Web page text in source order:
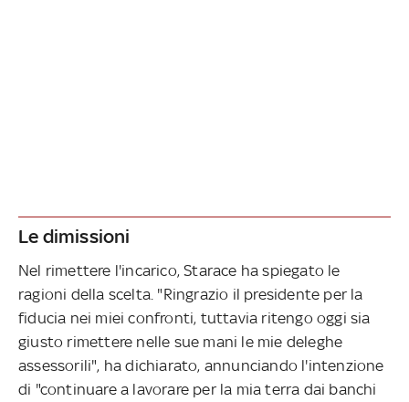
Le dimissioni
Nel rimettere l'incarico, Starace ha spiegato le
ragioni della scelta. "Ringrazio il presidente per la
fiducia nei miei confronti, tuttavia ritengo oggi sia
giusto rimettere nelle sue mani le mie deleghe
assessorili", ha dichiarato, annunciando l'intenzione
di "continuare a lavorare per la mia terra dai banchi